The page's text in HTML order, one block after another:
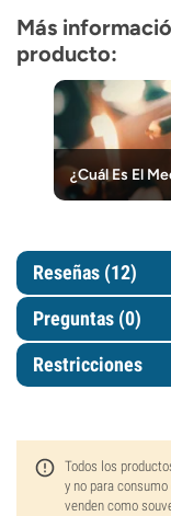
Más
producto:
¿Cuál Es El
Reseñas (12)
Preguntas (0)
Restricciones
Todos los
y no para
venden como